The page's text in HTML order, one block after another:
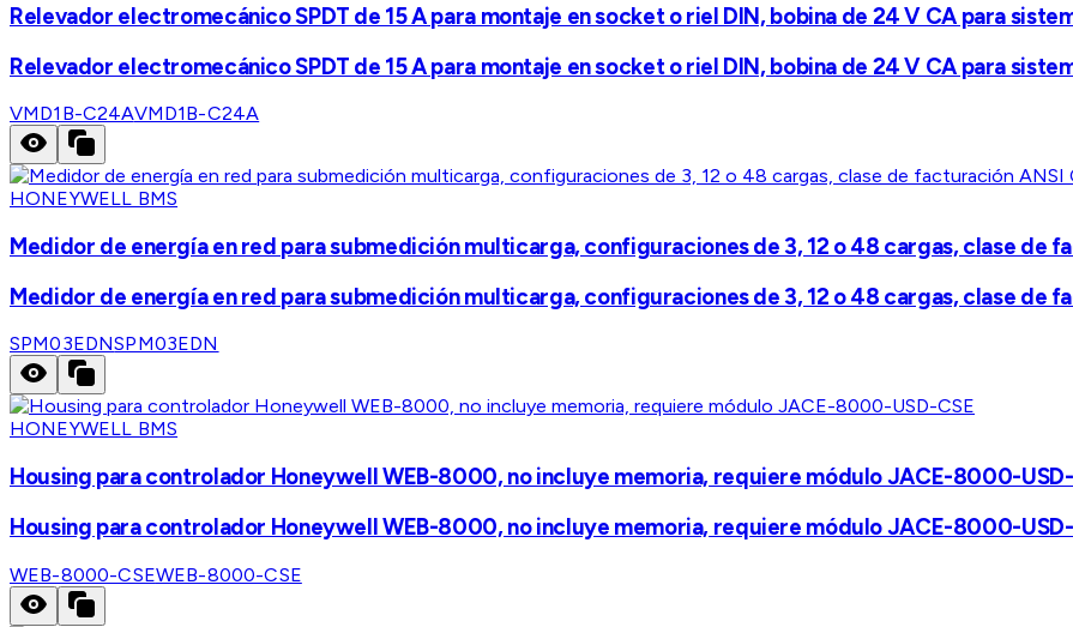
Relevador electromecánico SPDT de 15 A para montaje en socket o riel DIN, bobina de 24 V CA para
Relevador electromecánico SPDT de 15 A para montaje en socket o riel DIN, bobina de 24 V CA para
VMD1B-C24AVMD1B-C24A
HONEYWELL BMS
Medidor de energía en red para submedición multicarga, configuraciones de 3, 12 o 48 cargas, clase de
Medidor de energía en red para submedición multicarga, configuraciones de 3, 12 o 48 cargas, clase de
SPM03EDNSPM03EDN
HONEYWELL BMS
Housing para controlador Honeywell WEB-8000, no incluye memoria, requiere módulo JACE-8000-
Housing para controlador Honeywell WEB-8000, no incluye memoria, requiere módulo JACE-8000-
WEB-8000-CSEWEB-8000-CSE